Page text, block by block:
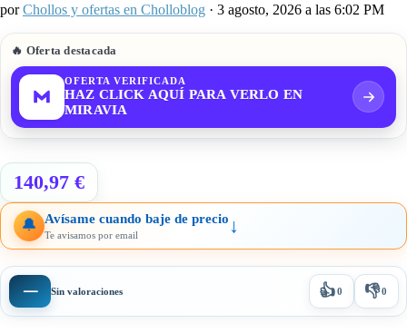
porChollos y ofertas en Cholloblog · 3 agosto, 2026 a las 6:02 PM
🔥 Oferta destacada
OFERTA VERIFICADA
HAZ CLICK AQUÍ PARA VERLO EN
MIRAVIA
140,97 €
🔔 Avísame cuando baje de precio
Te avisamos por email ↓
— Sin valoraciones 👍0 👎0